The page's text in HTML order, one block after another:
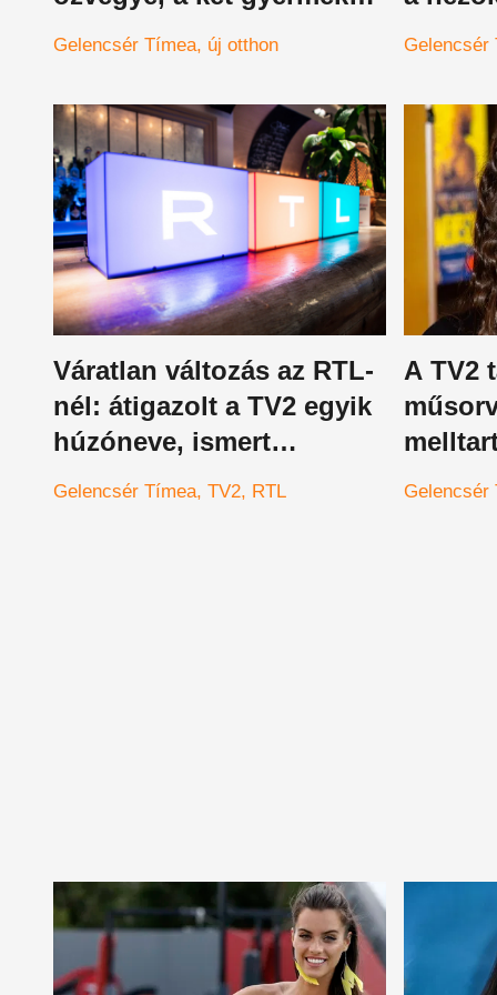
igazi luxusban nő majd
Gelencsér Tímea új otthon Gelencsér
Váratlan változás az RTL-
nél: átigazolt a TV2 egyik
húzóneve, ismert
műsorvezető szerződött
Gelencsér Tímea TV2 RTL
A TV2
mit
Gelencsér